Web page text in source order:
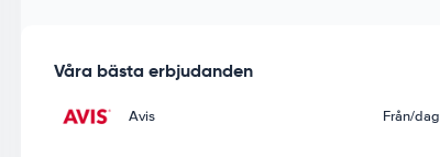
Våra bästa erbjudanden
Avis Från/dag